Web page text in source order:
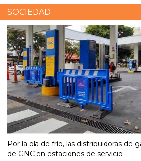
SOCIEDAD
Por la ola de frío, las distribuidoras de
de GNC en estaciones de servicio